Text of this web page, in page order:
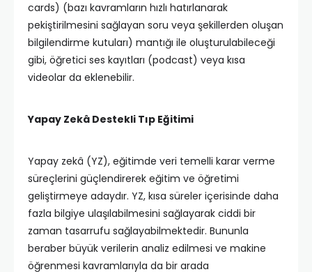
cards) (bazı kavramların hızlı hatırlanarak
pekiştirilmesini sağlayan soru veya şekillerden oluşan
bilgilendirme kutuları) mantığı ile oluşturulabileceği
gibi, öğretici ses kayıtları (podcast) veya kısa
videolar da eklenebilir.
Yapay Zekâ Destekli Tıp Eğitimi
Yapay zekâ (YZ), eğitimde veri temelli karar verme
süreçlerini güçlendirerek eğitim ve öğretimi
geliştirmeye adaydır. YZ, kısa süreler içerisinde daha
fazla bilgiye ulaşılabilmesini sağlayarak ciddi bir
zaman tasarrufu sağlayabilmektedir. Bununla
beraber büyük verilerin analiz edilmesi ve makine
öğrenmesi kavramlarıyla da bir arada